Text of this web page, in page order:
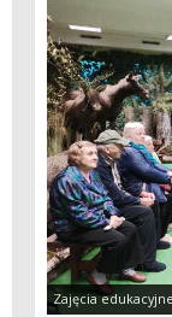
Zajęcia edukacyjne